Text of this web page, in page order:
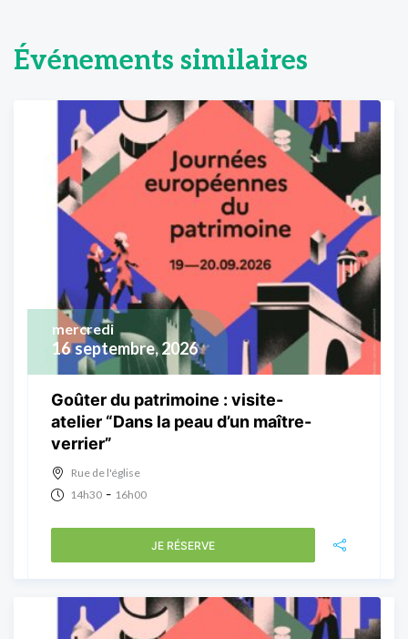
Événements similaires
16 septembre, 2026
mercredi
Goûter du patrimoine : visite-
atelier “Dans la peau d’un maître-
verrier”
Rue de l'église
14h30 - 16h00
JE RÉSERVE